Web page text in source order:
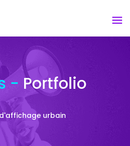
- Portfolio
urbain